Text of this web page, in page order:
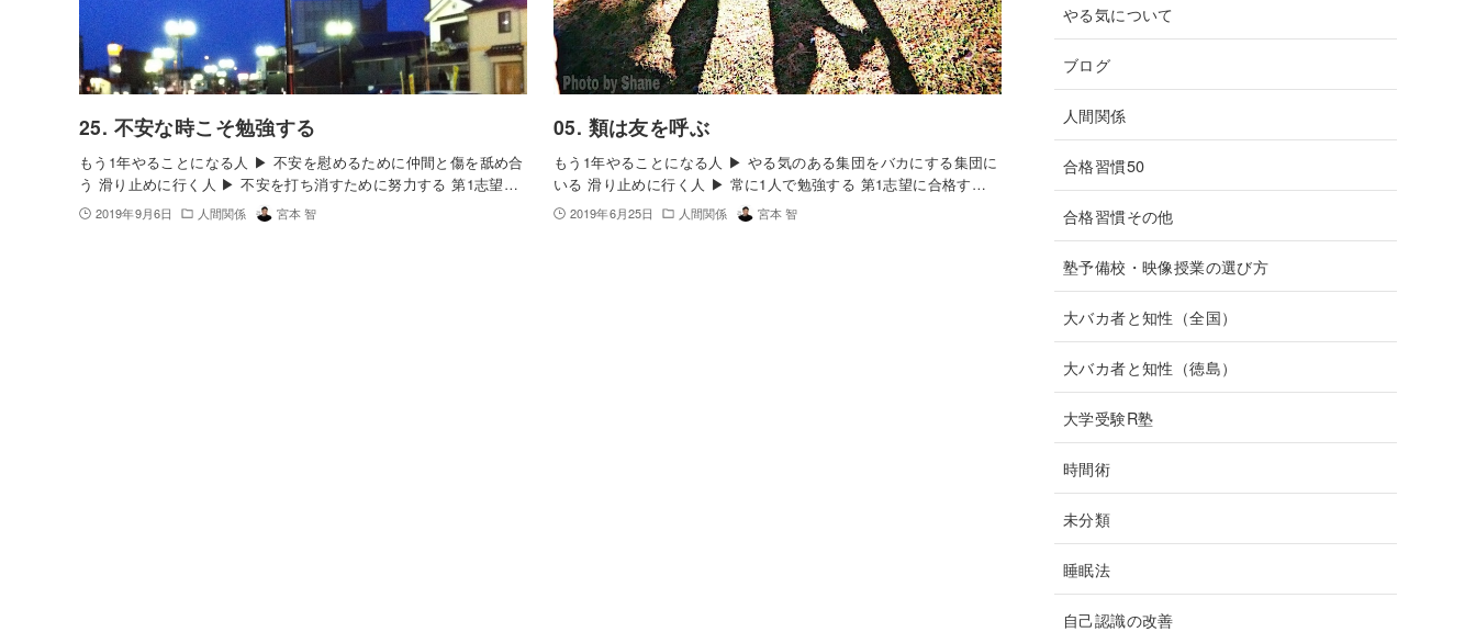
25. 不安な時こそ勉強する
もう1年やることになる人 ▶︎ 不安を慰めるために仲間と傷を舐め合
う 滑り止めに行く人 ▶︎ 不安を打ち消すために努力する 第1志望…
2019年9月6日 人間関係 宮本 智
05. 類は友を呼ぶ
もう1年やることになる人 ▶︎ やる気のある集団をバカにする集団に
いる 滑り止めに行く人 ▶︎ 常に1人で勉強する 第1志望に合格す…
2019年6月25日 人間関係 宮本 智
やる気について
ブログ
人間関係
合格習慣50
合格習慣その他
塾予備校・映像授業の選び方
大バカ者と知性（全国）
大バカ者と知性（徳島）
大学受験R塾
時間術
未分類
睡眠法
自己認識の改善